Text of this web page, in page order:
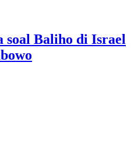
soal Baliho di Israel